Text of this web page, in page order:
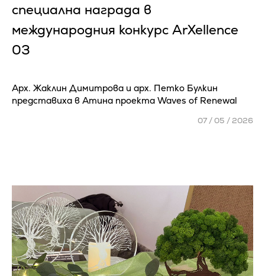
специална награда в
международния конкурс ArXellence
03
Арх. Жаклин Димитрова и арх. Петко Булкин
представиха в Атина проекта Waves of Renewal
07 / 05 / 2026